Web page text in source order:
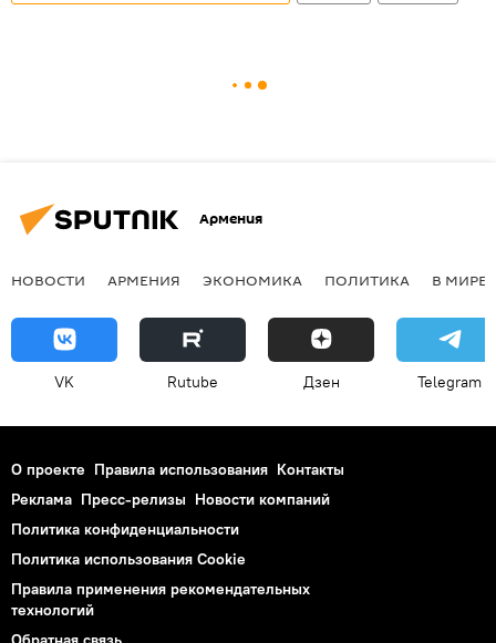
Армения
НОВОСТИ АРМЕНИЯ ЭКОНОМИКА ПОЛИТИКА В МИРЕ
VK Rutube Дзен Telegram
О проекте Правила использования Контакты
Реклама Пресс-релизы Новости компаний
Политика конфиденциальности
Политика использования Cookie
Правила применения рекомендательных
технологий